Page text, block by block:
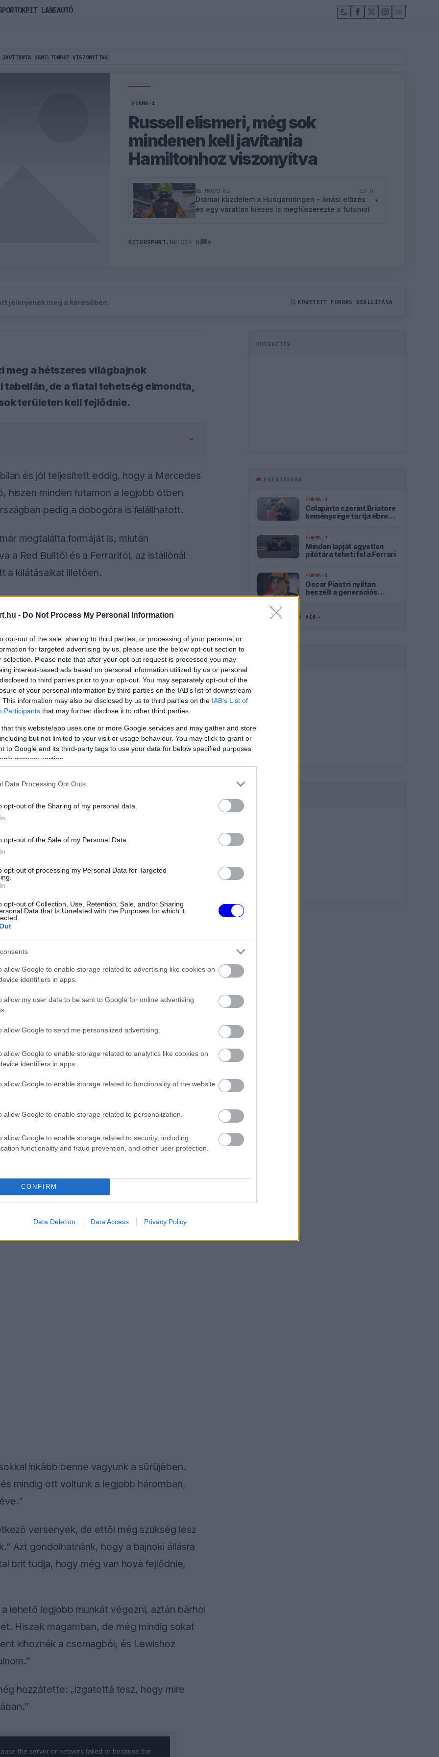
- Do Not Process My Personal Information
opt-out of the sale, sharing to third parties, or processing of your personal or
for targeted advertising by us, please use the below opt-out section to
selection. Please note that after your opt-out request is processed you may
interest-based ads based on personal information utilized by us or personal
to third parties prior to your opt-out. You may separately opt-out of the
of your personal information by third parties on the IAB’s list of downstream
This information may also be disclosed by us to third parties on the IAB’s List of
Participants that may further disclose it to other third parties.
that this website/app uses one or more Google services and may gather and store
but not limited to your visit or usage behaviour. You may click to grant or
to Google and its third-party tags to use your data for below specified purposes
consent section.
Data Processing Opt Outs
opt-out of the Sharing of my personal data.
opt-out of the Sale of my Personal Data.
opt-out of processing my Personal Data for Targeted
opt-out of Collection, Use, Retention, Sale, and/or Sharing
Data that Is Unrelated with the Purposes for which it
allow Google to enable storage related to advertising like cookies on
identifiers in apps.
allow my user data to be sent to Google for online advertising
allow Google to send me personalized advertising.
allow Google to enable storage related to analytics like cookies on
identifiers in apps.
allow Google to enable storage related to functionality of the website
allow Google to enable storage related to personalization.
allow Google to enable storage related to security, including
functionality and fraud prevention, and other user protection.
CONFIRM
Data Deletion Data Access Privacy Policy
HAMILTONHOZ VISZONYÍTVA
FORMA-1
Russell elismeri, még sok
mindenen kell javítania
Hamiltonhoz viszonyítva
NE HAGYD KI 13 n
Drámai küzdelem a Hungaroringen – óriási előzés
és egy váratlan kiesés is megfűszerezte a futamot
MOTORSPORT.HU 1534 N 0
jelenjenek meg a keresőben. G KÖVETETT FORRÁS BEÁLLÍTÁSA
meg a hétszeres világbajnok
de a fiatal tehetség elmondta,
területen kell fejlődnie.
és jól teljesített eddig, hogy a Mercedes
hiszen minden futamon a legjobb ötben
pedig a dobogóra is felállhatott.
megtalálta formáját is, miután
a Red Bulltól és a Ferraritól, az istállónál
a kilátásaikat illetően.
Player
loading.
the server or network failed or because the
már ők is beleszólhatnak a
viadalokat. „Most már tudjuk, hogy ezek
teljesítményt találni.”
villant a
mindenki ezt
A saját protezsáltja állhat Max
Verstappen útjába a jövőben
inkább benne vagyunk a sűrűjében.
mindig ott voltunk a legjobb háromban,
versenyek, de ettől még szükség lesz
Azt gondolhatnánk, hogy a bajnoki állásra
brit tudja, hogy még van hová fejlődnie,
lehető legjobb munkát végezni, aztán bárhol
Hiszek magamban, de még mindig sokat
kihoznék a csomagból, és Lewishoz
hozzátette: „Izgatottá tesz, hogy mire
the server or network failed or because the
HIRDETÉS
LEGFRISSEBB
FORMA-1
Colapinto szerint Briatore
keménysége tartja ébren
FORMA-1
Minden lapját egyetlen
pilótára teheti fel a Ferrari
FORMA-1
Oscar Piastri nyíltan
beszélt a generációs
ÖSSZES FRISS HÍR→
PIT LANEAUTÓ